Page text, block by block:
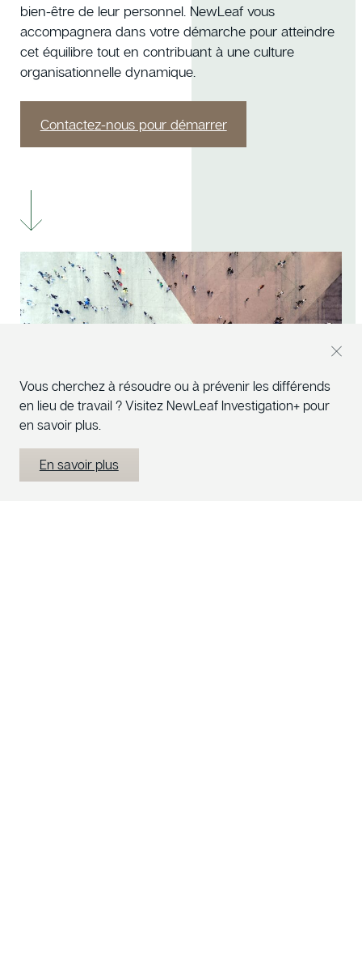
bien-être de leur personnel. NewLeaf vous
accompagnera dans votre démarche pour atteindre
cet équilibre tout en contribuant à une culture
organisationnelle dynamique.
Contactez-nous pour démarrer
Vous cherchez à résoudre ou à prévenir les différends
en lieu de travail ? Visitez NewLeaf Investigation+ pour
en savoir plus.
En savoir plus